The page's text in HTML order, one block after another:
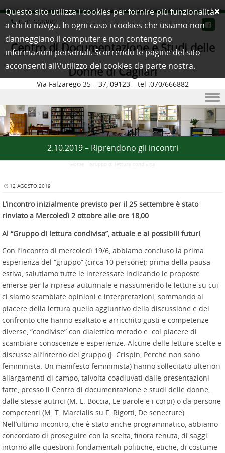
070-666882
Centro di Documentazione e Studi delle
Donne di Cagliari
Via Falzarego 35 – 37, 09123 – tel .070/666882
Skip to content
2.10.2019 – Riprendono gli incontri
Home Gruppo di lettura condivisa
12 AGOSTO 2019
L’incontro inizialmente previsto per il 25 settembre è stato
rinviato a Mercoledì 2 ottobre alle ore 18,00
Al “Gruppo di lettura condivisa”, attuale e ai possibili futuri
Con l’incontro di mercoledì 19/6, abbiamo concluso la prima
esperienza del “gruppo” (circa 10 persone); prima della pausa
estiva, salutiamo tutte le interessate indicando le proposte
emerse per la ripresa autunnale e riassumendo le letture su cui
ci siamo scambiate opinioni e interpretazioni, sommando al
piacere della lettura quello aggiuntivo della discussione e del
confronto che hanno esaltato e arricchito gusti e competenze
diverse, “condivise” con dialettico metodo e col piacere di
scambiare conoscenze e esperienze. Alcune delle letture scelte e
discusse all’interno del gruppo (J. Crispin, Perché non sono
femminista. Un manifesto femminista) hanno sollecitato ulteriori
allargamenti di campo, talvolta coadiuvati dalle presentazioni
fatte, presso il Centro di documentazione e studi delle donne,
dalle stesse autrici (M. L. Boccia, Le parole e i corpi) o da persone
competenti (M. T. Marcialis su F. Rigotti, De senectute).
Nell’ultimo incontro, che è stato anche programmatico, abbiamo
concordato di proseguire con la scelta, finora tenuta, di saggi
intorno alle questioni fondamentali politiche, etiche, di costume
Questo sito utilizza i cookies per fornire più funzionalità
a chi lo naviga. In ogni caso i cookies che usiamo non
danneggiano il computer e non contengono
informazioni personali. Scorrendo le pagine del sito
acconsenti all\'utilizzo dei cookies da parte nostra.